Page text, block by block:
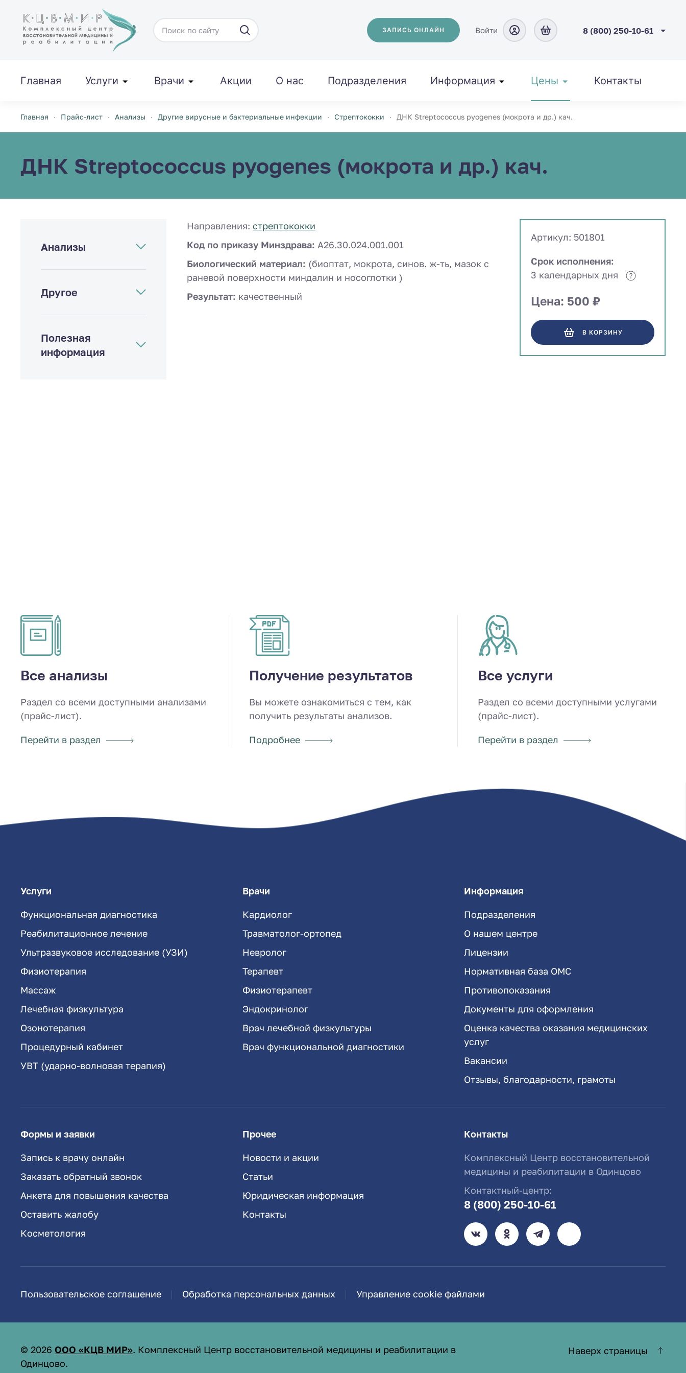
Перейти к содержимому ЗАПИСЬ ОНЛАЙН Войти 8 (800) 250-10-61
Главная Услуги Врачи Акции О нас Подразделения Информация Цены Контакты
Главная Прайс-лист Анализы Другие вирусные и бактериальные инфекции Стрептококки ДНК Streptococcus pyogenes (мокрота и др.) кач.
ДНК Streptococcus pyogenes (мокрота и др.) кач.
Анализы
Другое
Полезная
информация
Направления: стрептококки
Код по приказу Минздрава: A26.30.024.001.001
Биологический материал: (биоптат, мокрота, синов. ж-ть, мазок с
раневой поверхности миндалин и носоглотки )
Результат: качественный
Артикул: 501801
Срок исполнения:
3 календарных дня
Цена: 500 ₽
В КОРЗИНУ
Все анализы
Раздел со всеми доступными анализами
(прайс-лист).
Перейти в раздел
Получение результатов
Вы можете ознакомиться с тем, как
получить результаты анализов.
Подробнее
Все услуги
Раздел со всеми доступными услугами
(прайс-лист).
Перейти в раздел
Услуги
Функциональная диагностика
Реабилитационное лечение
Ультразвуковое исследование (УЗИ)
Физиотерапия
Массаж
Лечебная физкультура
Озонотерапия
Процедурный кабинет
УВТ (ударно-волновая терапия)
Врачи
Кардиолог
Травматолог-ортопед
Невролог
Терапевт
Физиотерапевт
Эндокринолог
Врач лечебной физкультуры
Врач функциональной диагностики
Информация
Подразделения
О нашем центре
Лицензии
Нормативная база ОМС
Противопоказания
Документы для оформления
Оценка качества оказания медицинских
услуг
Вакансии
Отзывы, благодарности, грамоты
Формы и заявки
Запись к врачу онлайн
Заказать обратный звонок
Анкета для повышения качества
Оставить жалобу
Косметология
Прочее
Новости и акции
Статьи
Юридическая информация
Контакты
Контакты
Комплексный Центр восстановительной
медицины и реабилитации в Одинцово
Контактный-центр:
8 (800) 250-10-61
Пользовательское соглашение Обработка персональных данных Управление cookie файлами
© 2026 ООО «КЦВ МИР». Комплексный Центр восстановительной медицины и реабилитации в
Одинцово.
Наверх страницы